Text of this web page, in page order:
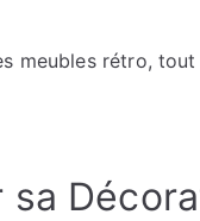
meubles rétro,